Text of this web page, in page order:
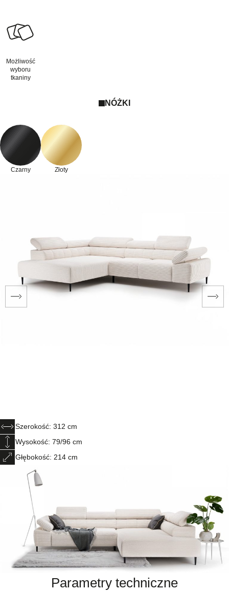
Możliwość
wyboru
tkaniny
NÓŻKI
Czarny Złoty
Szerokość: 312 cm
Wysokość: 79/96 cm
Głębokość: 214 cm
Parametry techniczne